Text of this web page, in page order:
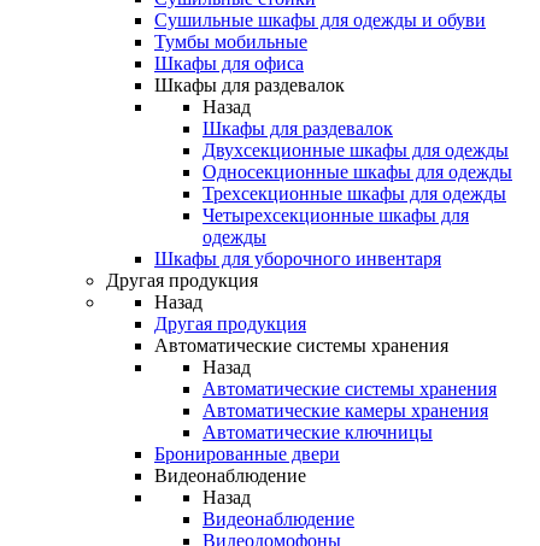
Сушильные шкафы для одежды и обуви
Тумбы мобильные
Шкафы для офиса
Шкафы для раздевалок
Назад
Шкафы для раздевалок
Двухсекционные шкафы для одежды
Односекционные шкафы для одежды
Трехсекционные шкафы для одежды
Четырехсекционные шкафы для
одежды
Шкафы для уборочного инвентаря
Другая продукция
Назад
Другая продукция
Автоматические системы хранения
Назад
Автоматические системы хранения
Автоматические камеры хранения
Автоматические ключницы
Бронированные двери
Видеонаблюдение
Назад
Видеонаблюдение
Видеодомофоны